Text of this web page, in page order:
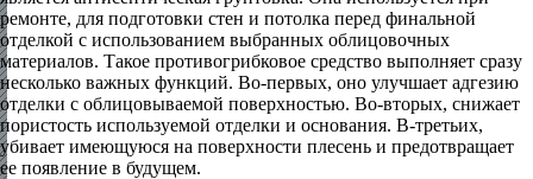
ремонте, для подготовки стен и потолка перед финальной
отделкой с использованием выбранных облицовочных
материалов. Такое противогрибковое средство выполняет сразу
несколько важных функций. Во-первых, оно улучшает адгезию
отделки с облицовываемой поверхностью. Во-вторых, снижает
пористость используемой отделки и основания. В-третьих,
убивает имеющуюся на поверхности плесень и предотвращает
ее появление в будущем.